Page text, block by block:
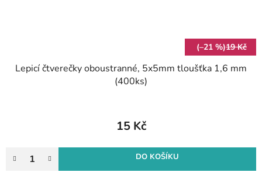
(–21 %)19 Kč
Lepicí čtverečky oboustranné, 5x5mm tloušťka 1,6 mm
(400ks)
15 Kč
DO KOŠÍKU